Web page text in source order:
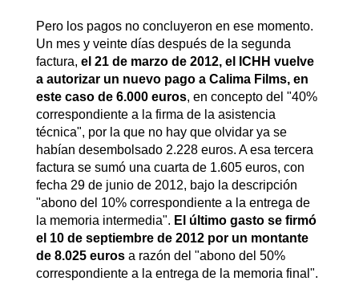
Pero los pagos no concluyeron en ese momento.
Un mes y veinte días después de la segunda
factura, el 21 de marzo de 2012, el ICHH vuelve
a autorizar un nuevo pago a Calima Films, en
este caso de 6.000 euros, en concepto del "40%
correspondiente a la firma de la asistencia
técnica", por la que no hay que olvidar ya se
habían desembolsado 2.228 euros. A esa tercera
factura se sumó una cuarta de 1.605 euros, con
fecha 29 de junio de 2012, bajo la descripción
"abono del 10% correspondiente a la entrega de
la memoria intermedia". El último gasto se firmó
el 10 de septiembre de 2012 por un montante
de 8.025 eurosa razón del "abono del 50%
correspondiente a la entrega de la memoria final".